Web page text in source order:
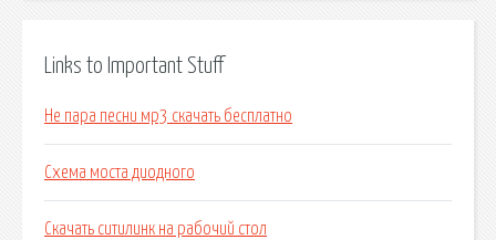
Links to Important Stuff
Не пара песни мр3 скачать бесплатно
Схема моста диодного
Скачать ситилинк на рабочий стол